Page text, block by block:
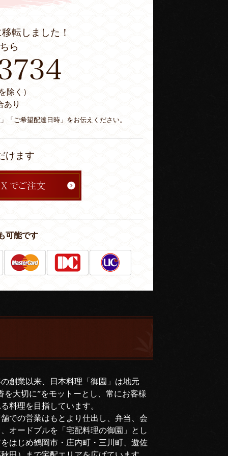
転しました！
ら
除く）
あり
「ご希望配達日時」をお伝えください。
けます
可能です
創業以来、日本料理「御園」は地元
を大切に”をモットーとし、常にお客様
料理を目指しています。
での営業はもとより仕出し、弁当、会
オードブルを「宅配料理の御園」とし
はじめ鶴岡市・庄内町・三川町、遊佐